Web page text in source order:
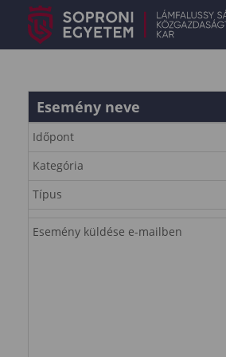
Esemény neve
Időpont
Kategória
Típus
Esemény küldése e-mailben